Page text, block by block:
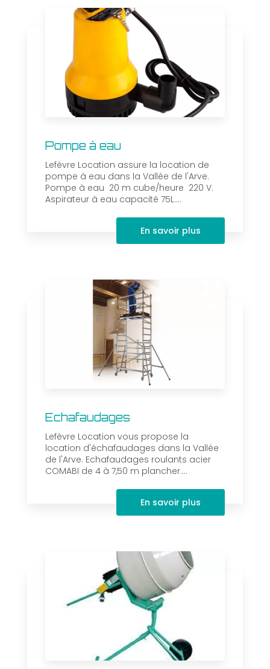
Pompe à eau
Lefèvre Location assure la location de
pompe à eau dans la Vallée de l'Arve.
Pompe à eau 20 m cube/heure 220 V.
Aspirateur à eau capacité 75L....
En savoir plus
Echafaudages
Lefèvre Location vous propose la
location d'échafaudages dans la Vallée
de l'Arve. Echafaudages roulants acier
COMABI de 4 à 7,50 m plancher....
En savoir plus